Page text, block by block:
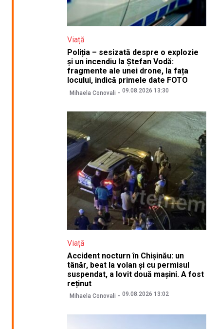
Viață
Poliția – sesizată despre o explozie
și un incendiu la Ștefan Vodă:
fragmente ale unei drone, la fața
locului, indică primele date FOTO
Mihaela Conovali 09.08.2026 13:30
Viață
Accident nocturn în Chișinău: un
tânăr, beat la volan și cu permisul
suspendat, a lovit două mașini. A fost
reținut
Mihaela Conovali 09.08.2026 13:02